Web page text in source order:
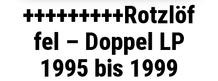
+++++++++Rotzlöf
fel – Doppel LP
1995 bis 1999